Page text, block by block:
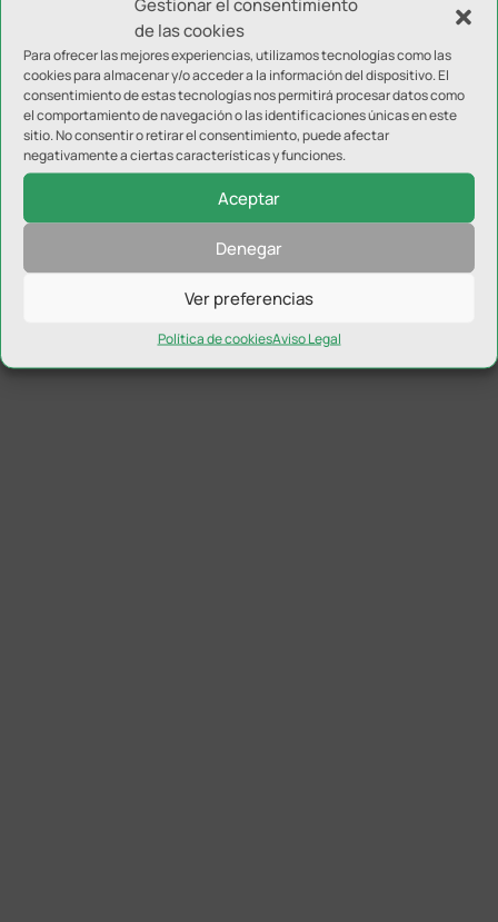
de las cookies
Para ofrecer las mejores experiencias, utilizamos tecnologías como las
cookies para almacenar y/o acceder a la información del dispositivo. El
consentimiento de estas tecnologías nos permitirá procesar datos como
el comportamiento de navegación o las identificaciones únicas en este
sitio. No consentir o retirar el consentimiento, puede afectar
negativamente a ciertas características y funciones.
Aceptar
Denegar
Ver preferencias
Política de cookiesAviso Legal
Torreperogil concluye su Campus Experience de
la Fundación Real Madrid